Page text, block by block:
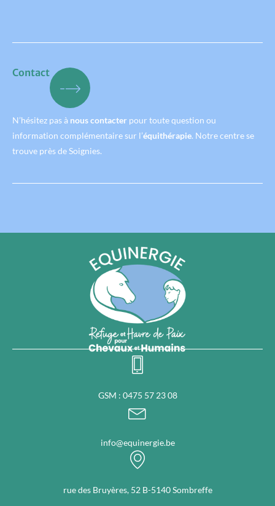
Contact
N’hésitez pas à nous contacter pour toute question ou
information complémentaire sur l’équithérapie. Notre centre se
trouve près de Soignies.
GSM : 0475 57 23 08
info@equinergie.be
rue des Bruyères, 52 B-5140 Sombreffe